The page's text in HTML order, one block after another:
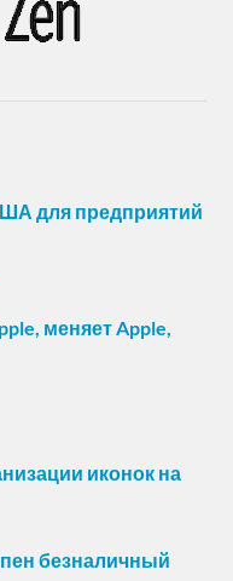
для предприятий
меняет Apple,
иконок на
безналичный